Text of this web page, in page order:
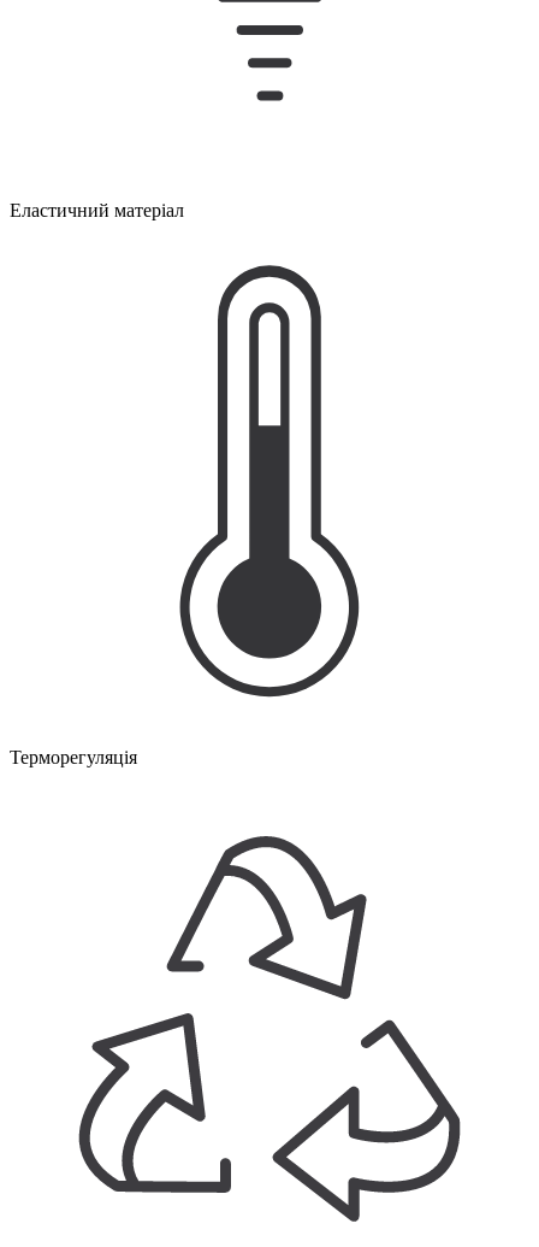
Еластичний матеріал
Терморегуляція